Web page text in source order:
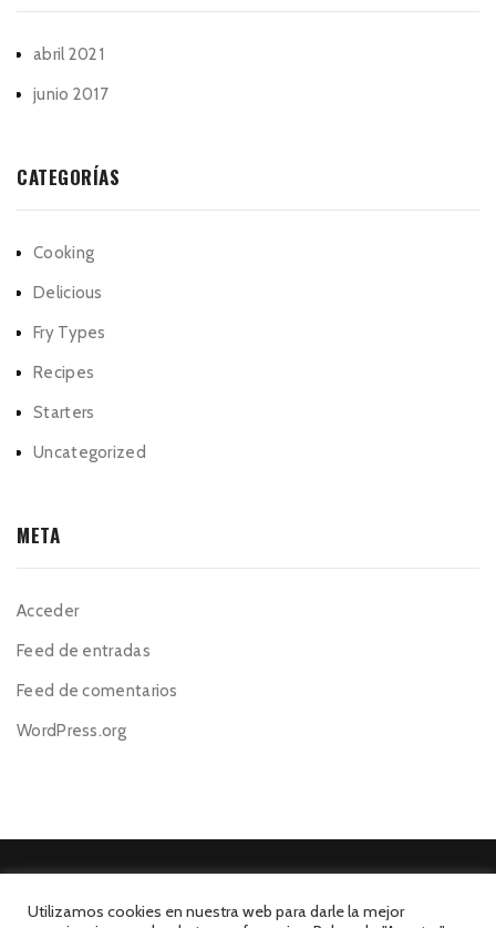
abril 2021
junio 2017
CATEGORÍAS
Cooking
Delicious
Fry Types
Recipes
Starters
Uncategorized
META
Acceder
Feed de entradas
Feed de comentarios
WordPress.org
Utilizamos cookies en nuestra web para darle la mejor